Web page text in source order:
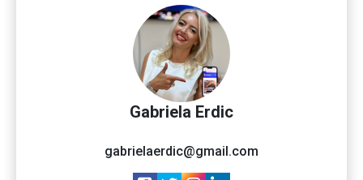
Gabriela Erdic
gabrielaerdic@gmail.com